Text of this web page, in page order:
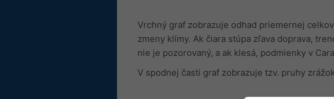
Vrchný graf zobrazuje odhad priemernej
zmeny klímy. Ak čiara stúpa zľava doprava,
nie je pozorovaný, a ak klesá, podmienky v
V spodnej časti graf zobrazuje tzv. pruhy